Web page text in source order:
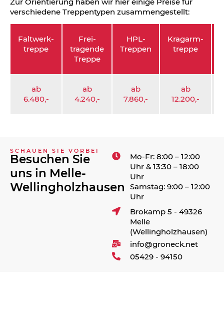
verschiedene Treppentypen zusammengestellt:
Faltwerk­
treppe
Frei­
tragende
Treppe
HPL-
Treppen
Kragarm­
treppe
ab
6.480,-
ab
4.240,-
ab
7.860,-
ab
12.200,-
SCHAUEN SIE VORBEI
Besuchen Sie
uns in Melle-
Wellingholzhausen
Mo-Fr: 8:00 – 12:00
Uhr & 13:30 – 18:00
Uhr
Samstag: 9:00 – 12:00
Uhr
Brokamp 5 - 49326
Melle
(Wellingholzhausen)
info@groneck.net
05429 - 94150